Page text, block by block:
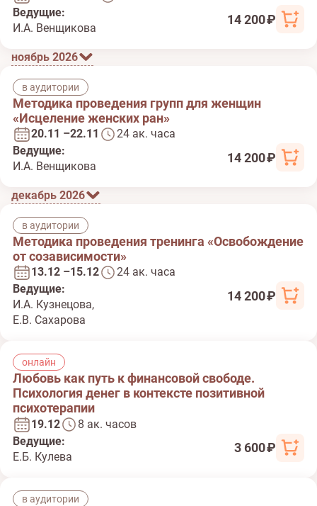
Ведущие:
И.А. Венщикова
14 200 ₽
ноябрь 2026
в аудитории
Методика проведения групп для женщин
«Исцеление женских ран»
20.11 –22.11
24 ак. часа
Ведущие:
И.А. Венщикова
14 200 ₽
декабрь 2026
в аудитории
Методика проведения тренинга «Освобождение
от созависимости»
13.12 –15.12
24 ак. часа
Ведущие:
И.А. Кузнецова,
Е.В. Сахарова
14 200 ₽
онлайн
Любовь как путь к финансовой свободе.
Психология денег в контексте позитивной
психотерапии
19.12
8 ак. часов
Ведущие:
Е.Б. Кулева
3 600 ₽
в аудитории